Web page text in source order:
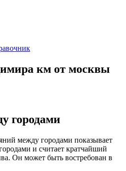
км от москвы
городами
между городами показывает
и считает кратчайший
Он может быть востребован в